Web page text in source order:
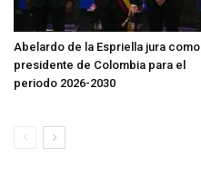
Abelardo de la Espriella jura como
presidente de Colombia para el
periodo 2026-2030